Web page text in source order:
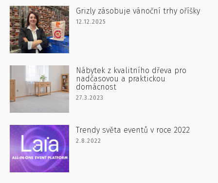
Grizly zásobuje vánoční trhy oříšky
12.12.2025
Nábytek z kvalitního dřeva pro
nadčasovou a praktickou
domácnost
27.3.2023
Trendy světa eventů v roce 2022
2.8.2022